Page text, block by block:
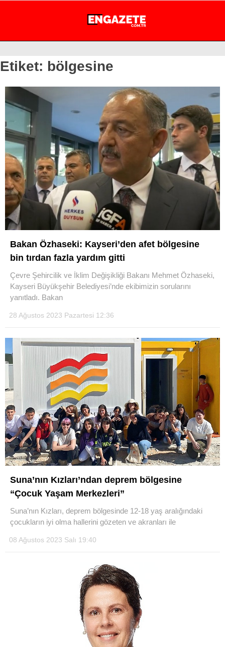
Instagram
Youtube
Pinterest
Dribbble
28.5
İSTANBUL
EKONOMİ
DÜNYA
MAGAZİN
SPOR
SAĞLIK
TEKNOLOJİ
EĞİTİM
Etiket: bölgesine
Bakan Özhaseki: Kayseri’den afet bölgesine
bin tırdan fazla yardım gitti
Çevre Şehircilik ve İklim Değişikliği Bakanı Mehmet Özhaseki,
Kayseri Büyükşehir Belediyesi’nde ekibimizin sorularını
yanıtladı. Bakan
28 Ağustos 2023 Pazartesi 12:36
Suna’nın Kızları’ndan deprem bölgesine
“Çocuk Yaşam Merkezleri”
Suna’nın Kızları, deprem bölgesinde 12-18 yaş aralığındaki
çocukların iyi olma hallerini gözeten ve akranları ile
08 Ağustos 2023 Salı 19:40